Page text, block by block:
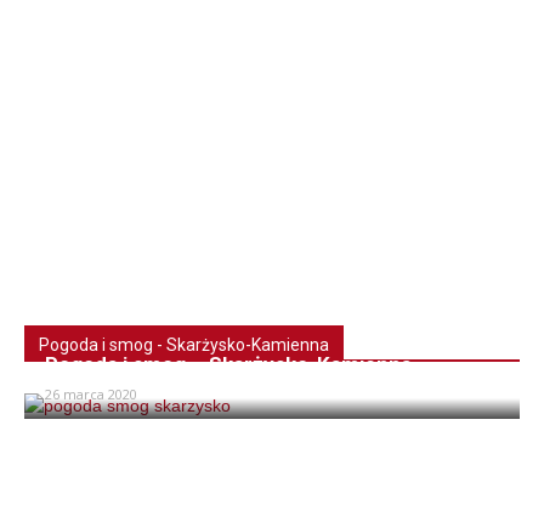
Pogoda i smog - Skarżysko-Kamienna
Pogoda i smog – Skarżysko-Kamienna
26 marca 2020